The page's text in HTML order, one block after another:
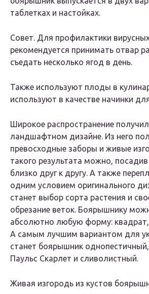
таблетках и настойках.
Совет. Для профилактики
рекомендуется принимать отвар
съедать несколько ягод в день.
Также используют плоды в
используют в качестве начинки
Широкое распространение
ландшафтном дизайне. Из него
превосходные заборы и живые
такого результата можно,
близко друг к другу. А также
одним условием оригинального
станет выбор сорта растения и
обрезание веток. Боярышнику
абсолютно любую форму: квадрат,
А самым лучшим вариантом для
станет боярышник
Паульс Скарлет и сливолистный.
Живая изгородь из кустов